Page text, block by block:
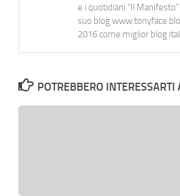
e i quotidiani “Il
suo blog
2016 come miglior blog
POTREBBERO INTERESSARTI